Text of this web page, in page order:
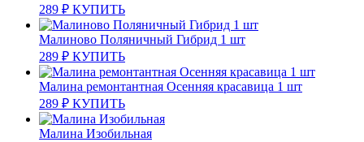
289 ₽ КУПИТЬ
Малиново Поляничный Гибрид 1 шт
289 ₽ КУПИТЬ
Малина ремонтантная Осенняя красавица 1 шт
289 ₽ КУПИТЬ
Малина Изобильная